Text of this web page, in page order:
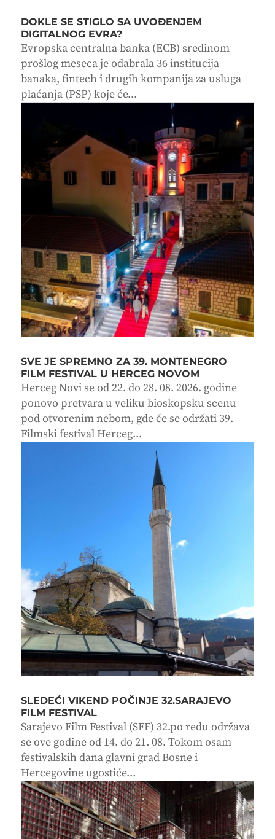
DOKLE SE STIGLO SA UVOĐENJEM
DIGITALNOG EVRA?
Evropska centralna banka (ECB) sredinom
prošlog meseca je odabrala 36 institucija
banaka, fintech i drugih kompanija za usluga
plaćanja (PSP) koje će...
SVE JE SPREMNO ZA 39. MONTENEGRO
FILM FESTIVAL U HERCEG NOVOM
Herceg Novi se od 22. do 28. 08. 2026. godine
ponovo pretvara u veliku bioskopsku scenu
pod otvorenim nebom, gde će se održati 39.
Filmski festival Herceg...
SLEDEĆI VIKEND POČINJE 32.SARAJEVO
FILM FESTIVAL
Sarajevo Film Festival (SFF) 32.po redu održava
se ove godine od 14. do 21. 08. Tokom osam
festivalskih dana glavni grad Bosne i
Hercegovine ugostiće...